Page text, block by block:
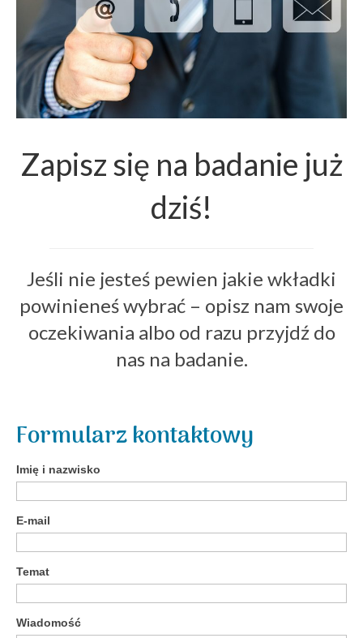
Zapisz się na badanie już
dziś!
Jeśli nie jesteś pewien jakie wkładki
powinieneś wybrać – opisz nam swoje
oczekiwania albo od razu przyjdź do
nas na badanie.
Formularz kontaktowy
Imię i nazwisko
E-mail
Temat
Wiadomość